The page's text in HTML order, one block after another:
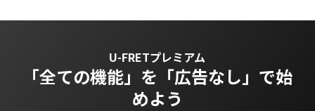
U-FRETプレミアム
「全ての機能」を 「広告なし」で始
めよう